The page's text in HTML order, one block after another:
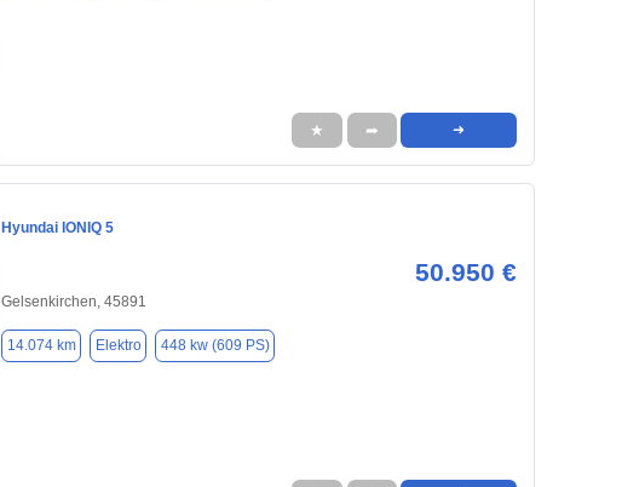
★ ➦ ➜
Hyundai IONIQ 5
50.950 €
Gelsenkirchen, 45891
14.074 km Elektro 448 kw (609 PS)